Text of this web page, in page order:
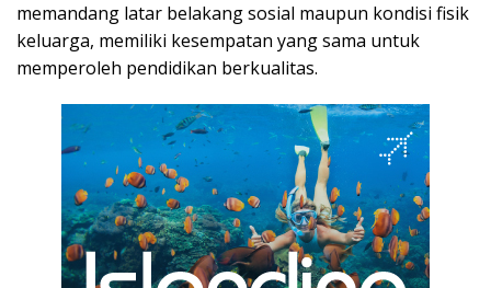
memandang latar belakang sosial maupun kondisi fisik
keluarga, memiliki kesempatan yang sama untuk
memperoleh pendidikan berkualitas.